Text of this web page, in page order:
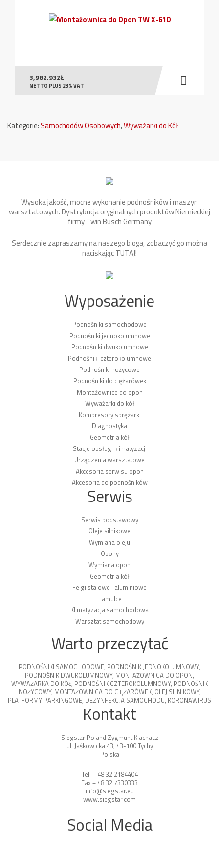
3,982.93ZŁ
NETTO PLUS 23% VAT
Kategorie:Samochodów Osobowych,Wyważarki do Kół
Wysoka jakość, mocne wykonanie podnośników i maszyn
warsztatowych. Dystrybucja oryginalnych produktów Niemieckiej
firmy Twin Busch Germany
Serdecznie zapraszamy na naszego bloga, zobaczyć go można
naciskającTUTAJ!
Wyposażenie
Podnośniki samochodowe
Podnośniki jednokolumnowe
Podnośniki dwukolumnowe
Podnośniki czterokolumnowe
Podnośniki nożycowe
Podnośniki do ciężarówek
Montażownice do opon
Wyważarki do kół
Kompresory sprężarki
Diagnostyka
Geometria kół
Stacje obsługi klimatyzacji
Urządzenia warsztatowe
Akcesoria serwisu opon
Akcesoria do podnośników
Serwis
Serwis podstawowy
Oleje silnikowe
Wymiana oleju
Opony
Wymiana opon
Geometria kół
Felgi stalowe i aluminiowe
Hamulce
Klimatyzacja samochodowa
Warsztat samochodowy
Warto przeczytać
PODNOŚNIKI SAMOCHODOWE, PODNOŚNIK JEDNOKOLUMNOWY,
PODNOŚNIK DWUKOLUMNOWY, MONTAŻOWNICA DO OPON,
WYWAŻARKA DO KÓŁ, PODNOŚNIK CZTEROKOLUMNOWY, PODNOŚNIK
NOŻYCOWY, MONTAŻOWNICA DO CIĘŻARÓWEK, OLEJ SILNIKOWY,
PLATFORMY PARKINGOWE, DEZYNFEKCJA SAMOCHODU, KORONAWIRUS
Kontakt
Siegstar Poland Zygmunt Klachacz
ul. Jaśkowicka 43, 43-100 Tychy
Polska
Tel. + 48 32 2184404
Fax + 48 32 7330333
info@siegstar.eu
www.siegstar.com
Social Media